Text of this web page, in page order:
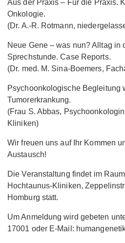
Aus der Praxis – Für die Praxis.
Onkologie.
(Dr. A.-R. Rotmann,
Neue Gene – was nun? Alltag in
Sprechstunde. Case Reports.
(Dr. med. M. Sina-Boemers,
Psychoonkologische Begleitung
Tumorerkrankung.
(Frau S. Abbas,
Kliniken)
Wir freuen uns auf Ihr Kommen
Austausch!
Die Veranstaltung findet im
Hochtaunus-Kliniken,
Homburg statt.
Um Anmeldung wird gebeten
17001 oder E-Mail: